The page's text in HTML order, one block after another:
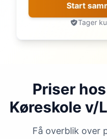
Start
Tager
Priser
Køreskole v/
Få overblik over